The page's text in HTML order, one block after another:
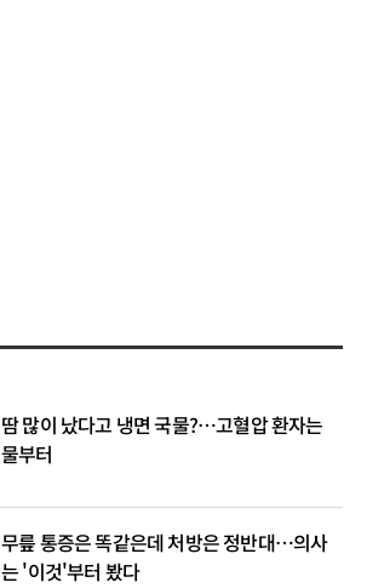
땀 많이 났다고 냉면 국물?…고혈압 환자는
물부터
무릎 통증은 똑같은데 처방은 정반대…의사
는 '이것'부터 봤다